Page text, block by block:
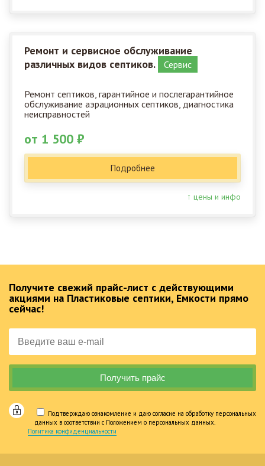
Ремонт и сервисное обслуживание
различных видов септиков.
Сервис
Ремонт септиков, гарантийное и послегарантийное
обслуживание аэрационных септиков, диагностика
неисправностей
от 1 500 ₽
Подробнее
↑ цены и инфо
Получите свежий прайс-лист с действующими
акциями на Пластиковые септики, Емкости прямо
сейчас!
Подтверждаю ознакомление и даю согласие на обработку персональных
данных в соответствии с Положением о персональных данных.
Политика конфиденциальности